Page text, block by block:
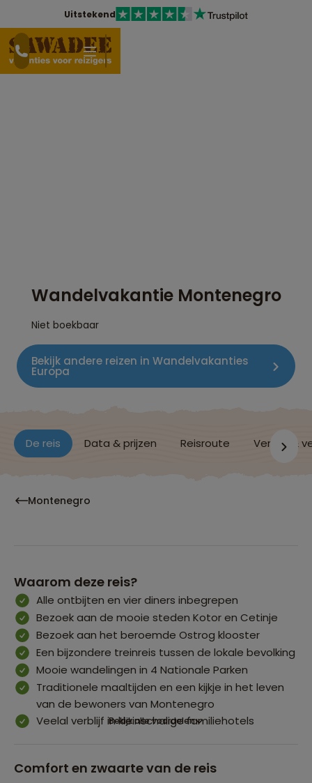
Uitstekend
Wandelvakantie Montenegro
Niet boekbaar
Bekijk andere reizen in Wandelvakanties
Europa
De reis Data & prijzen Reisroute Verblijf &
Montenegro
Waarom deze reis?
Alle ontbijten en vier diners inbegrepen
Bezoek aan de mooie steden Kotor en Cetinje
Bezoek aan het beroemde Ostrog klooster
Een bijzondere treinreis tussen de lokale bevolking
Mooie wandelingen in 4 Nationale Parken
Traditionele maaltijden en een kijkje in het leven
van de bewoners van Montenegro
Veelal verblijf in kleinschalige familiehotels
Bekijk alle voordelen
Comfort en zwaarte van de reis